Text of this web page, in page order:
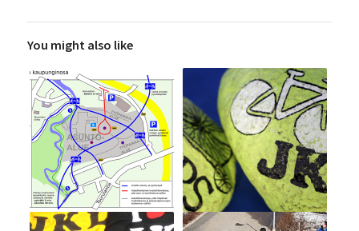
You might also like